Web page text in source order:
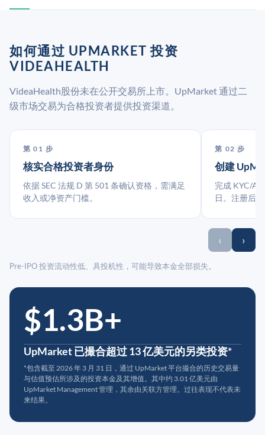
如何通过 UPMARKET 投资
VIDEAHEALTH
VideaHealth股份未在公开交易所上市。UpMarket 通过二
级市场交易为合格投资者提供投资渠道。
第 01 步
核实合格投资者身份
依据 SEC 法规 D 第 501 条确认资格，需满足
收入或净资产门槛。
第 02 步
创建
完成 KYC/
日。注册后
‹ ›
Pre-IPO 投资流动性低、具投机性，可能导致本金全部损失。
$1.3B+
UpMarket 已撮合超过 13 亿美元的另类投资*
*包含截至 2026 年 3 月 31 日，通过 UpMarket 平台撮合的历史交易量
与估值预估所涉及的投资本金及其增值。其中约 3.01 亿美元由
UpMarket Management 管理，其余由关联方管理。过往表现不代表未
来结果。